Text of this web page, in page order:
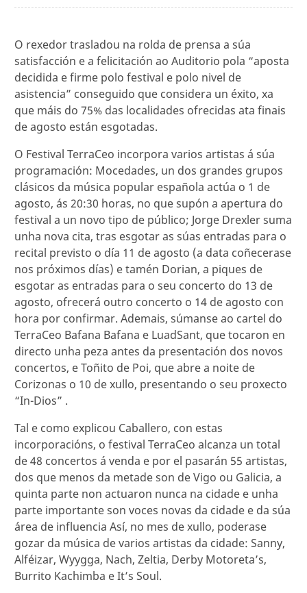
O rexedor trasladou na rolda de prensa a súa
satisfacción e a felicitación ao Auditorio pola “aposta
decidida e firme polo festival e polo nivel de
asistencia” conseguido que considera un éxito, xa
que máis do 75% das localidades ofrecidas ata finais
de agosto están esgotadas.
O Festival TerraCeo incorpora varios artistas á súa
programación: Mocedades, un dos grandes grupos
clásicos da música popular española actúa o 1 de
agosto, ás 20:30 horas, no que supón a apertura do
festival a un novo tipo de público; Jorge Drexler suma
unha nova cita, tras esgotar as súas entradas para o
recital previsto o día 11 de agosto (a data coñecerase
nos próximos días) e tamén Dorian, a piques de
esgotar as entradas para o seu concerto do 13 de
agosto, ofrecerá outro concerto o 14 de agosto con
hora por confirmar. Ademais, súmanse ao cartel do
TerraCeo Bafana Bafana e LuadSant, que tocaron en
directo unha peza antes da presentación dos novos
concertos, e Toñito de Poi, que abre a noite de
Corizonas o 10 de xullo, presentando o seu proxecto
“In-Dios” .
Tal e como explicou Caballero, con estas
incorporacións, o festival TerraCeo alcanza un total
de 48 concertos á venda e por el pasarán 55 artistas,
dos que menos da metade son de Vigo ou Galicia, a
quinta parte non actuaron nunca na cidade e unha
parte importante son voces novas da cidade e da súa
área de influencia Así, no mes de xullo, poderase
gozar da música de varios artistas da cidade: Sanny,
Alféizar, Wyygga, Nach, Zeltia, Derby Motoreta’s,
Burrito Kachimba e It’s Soul.